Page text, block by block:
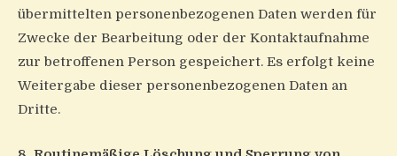
übermittelten personenbezogenen Daten werden für
Zwecke der Bearbeitung oder der Kontaktaufnahme
zur betroffenen Person gespeichert. Es erfolgt keine
Weitergabe dieser personenbezogenen Daten an
Dritte.